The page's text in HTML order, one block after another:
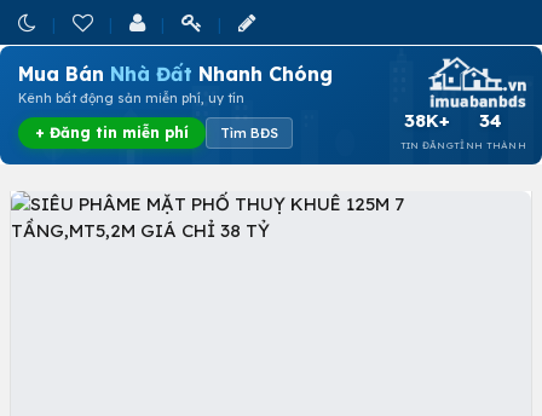
Mua Bán Nhà Đất Nhanh Chóng
Kênh bất động sản miễn phí, uy tín
+ Đăng tin miễn phí Tìm BĐS
38K+
TIN ĐĂNG
34
TỈNH THÀNH